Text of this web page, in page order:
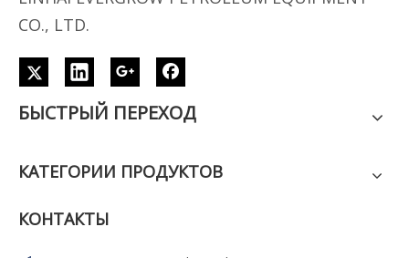
CO., LTD.
БЫСТРЫЙ ПЕРЕХОД
КАТЕГОРИИ ПРОДУКТОВ
КОНТАКТЫ